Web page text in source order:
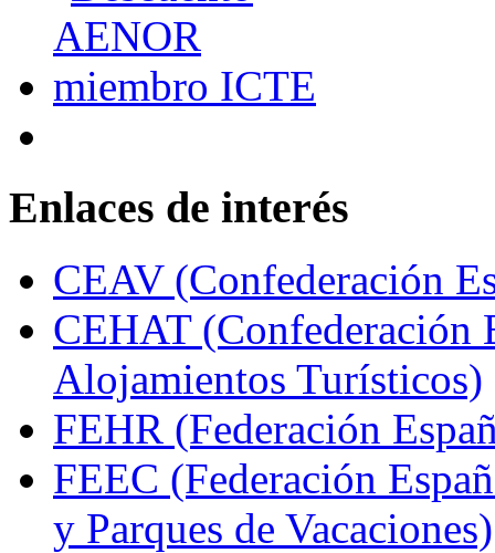
Enlaces de interés
CEAV (Confederación
CEHAT (Confederación
Alojamientos Turísticos)
FEHR (Federación
FEEC (Federación
y Parques de Vacaciones)